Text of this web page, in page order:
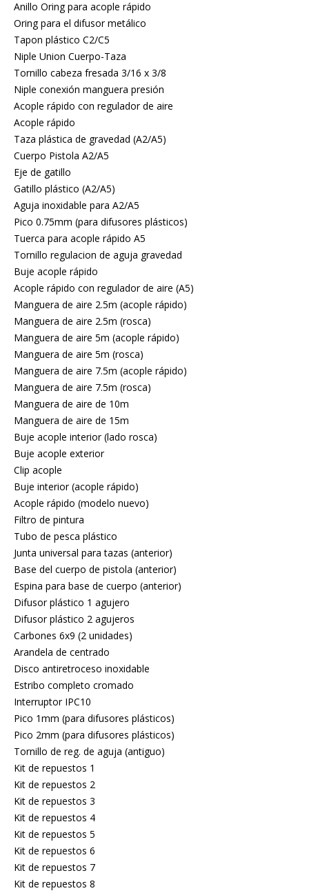
Anillo Oring para acople rápido
Oring para el difusor metálico
Tapon plástico C2/C5
Niple Union Cuerpo-Taza
Tornillo cabeza fresada 3/16 x 3/8
Niple conexión manguera presión
Acople rápido con regulador de aire
Acople rápido
Taza plástica de gravedad (A2/A5)
Cuerpo Pistola A2/A5
Eje de gatillo
Gatillo plástico (A2/A5)
Aguja inoxidable para A2/A5
Pico 0.75mm (para difusores plásticos)
Tuerca para acople rápido A5
Tornillo regulacion de aguja gravedad
Buje acople rápido
Acople rápido con regulador de aire (A5)
Manguera de aire 2.5m (acople rápido)
Manguera de aire 2.5m (rosca)
Manguera de aire 5m (acople rápido)
Manguera de aire 5m (rosca)
Manguera de aire 7.5m (acople rápido)
Manguera de aire 7.5m (rosca)
Manguera de aire de 10m
Manguera de aire de 15m
Buje acople interior (lado rosca)
Buje acople exterior
Clip acople
Buje interior (acople rápido)
Acople rápido (modelo nuevo)
Filtro de pintura
Tubo de pesca plástico
Junta universal para tazas (anterior)
Base del cuerpo de pistola (anterior)
Espina para base de cuerpo (anterior)
Difusor plástico 1 agujero
Difusor plástico 2 agujeros
Carbones 6x9 (2 unidades)
Arandela de centrado
Disco antiretroceso inoxidable
Estribo completo cromado
Interruptor IPC10
Pico 1mm (para difusores plásticos)
Pico 2mm (para difusores plásticos)
Tornillo de reg. de aguja (antiguo)
Kit de repuestos 1
Kit de repuestos 2
Kit de repuestos 3
Kit de repuestos 4
Kit de repuestos 5
Kit de repuestos 6
Kit de repuestos 7
Kit de repuestos 8